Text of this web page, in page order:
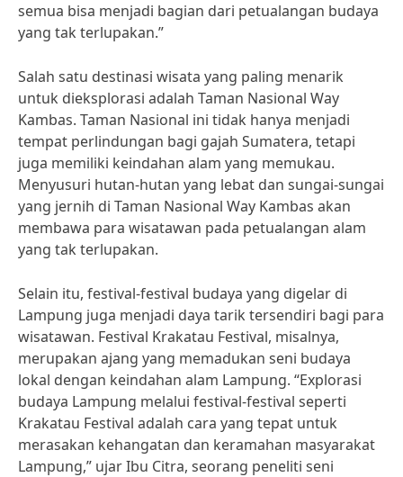
semua bisa menjadi bagian dari petualangan budaya
yang tak terlupakan.”
Salah satu destinasi wisata yang paling menarik
untuk dieksplorasi adalah Taman Nasional Way
Kambas. Taman Nasional ini tidak hanya menjadi
tempat perlindungan bagi gajah Sumatera, tetapi
juga memiliki keindahan alam yang memukau.
Menyusuri hutan-hutan yang lebat dan sungai-sungai
yang jernih di Taman Nasional Way Kambas akan
membawa para wisatawan pada petualangan alam
yang tak terlupakan.
Selain itu, festival-festival budaya yang digelar di
Lampung juga menjadi daya tarik tersendiri bagi para
wisatawan. Festival Krakatau Festival, misalnya,
merupakan ajang yang memadukan seni budaya
lokal dengan keindahan alam Lampung. “Explorasi
budaya Lampung melalui festival-festival seperti
Krakatau Festival adalah cara yang tepat untuk
merasakan kehangatan dan keramahan masyarakat
Lampung,” ujar Ibu Citra, seorang peneliti seni